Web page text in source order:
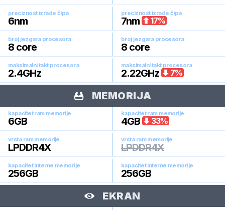
preciznost izrade čipa
6nm
preciznost izrade čipa
7nm 17%
broj jezgara procesora
8 core
broj jezgara procesora
8 core
maksimalni takt procesora
2.4GHz
maksimalni takt procesora
2.22GHz 7%
MEMORIJA
kapacitet ram memorije
6GB
kapacitet ram memorije
4GB 33%
vrsta ram memorije
LPDDR4X
vrsta ram memorije
LPDDR4X
kapacitet interne memorije
256GB
kapacitet interne memorije
256GB
EKRAN